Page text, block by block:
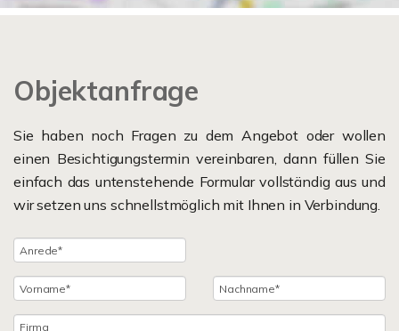
Objektanfrage
Sie haben noch Fragen zu dem Angebot oder wollen
einen Besichtigungstermin vereinbaren, dann füllen Sie
einfach das untenstehende Formular vollständig aus und
wir setzen uns schnellstmöglich mit Ihnen in Verbindung.